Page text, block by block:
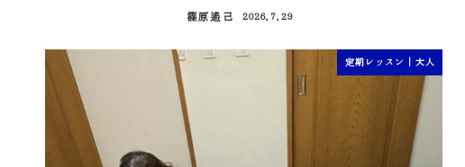
篠原遙己
2026.7.29
定期レッスン｜大人